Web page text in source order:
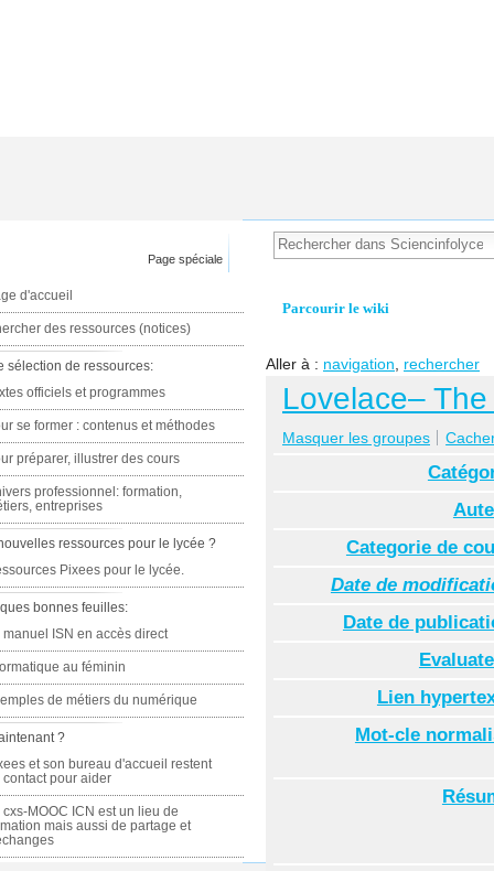
Parcourir le wiki
Aller à : navigation rechercher
Lovelace–
Masquer les groupes
Categorie de
Date de
Date de
Lien
Mot-cle
Page spéciale
d'accueil
des ressources (notices)
sélection de ressources:
officiels et programmes
se former : contenus et méthodes
préparer, illustrer des cours
professionnel: formation,
entreprises
ressources pour le lycée ?
Pixees pour le lycée.
bonnes feuilles:
manuel ISN en accès direct
au féminin
de métiers du numérique
?
et son bureau d'accueil restent
contact pour aider
cxs-MOOC ICN est un lieu de
mais aussi de partage et